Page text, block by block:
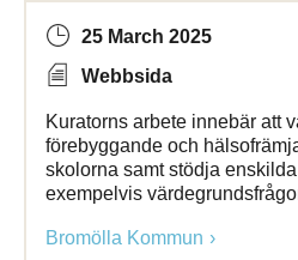
25 March 2025
Webbsida
Kuratorns arbete innebär att
förebyggande och
skolorna samt stödja
exempelvis
Bromölla Kommun